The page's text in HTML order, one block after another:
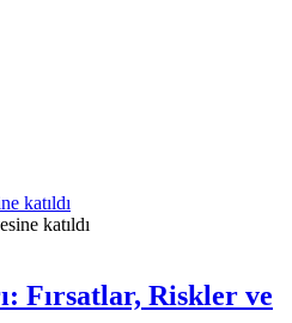
katıldı
Fırsatlar, Riskler ve